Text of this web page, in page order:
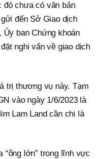
đó chưa có văn bản
đến Sở Giao dịch
Ủy ban Chứng khoán
nghi vấn về giao dịch
trị thương vụ này. Tạm
vào ngày 1/6/2023 là
Lam Land cần chi là
“ông lớn” trong lĩnh vực